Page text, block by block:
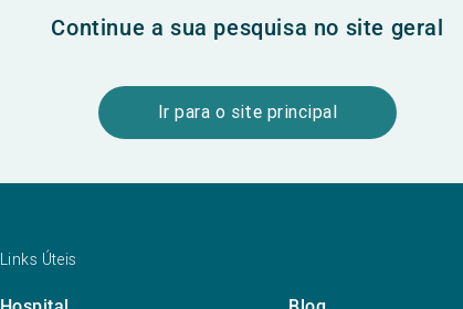
Continue a sua pesquisa no site geral
Ir para o site principal
Links Úteis